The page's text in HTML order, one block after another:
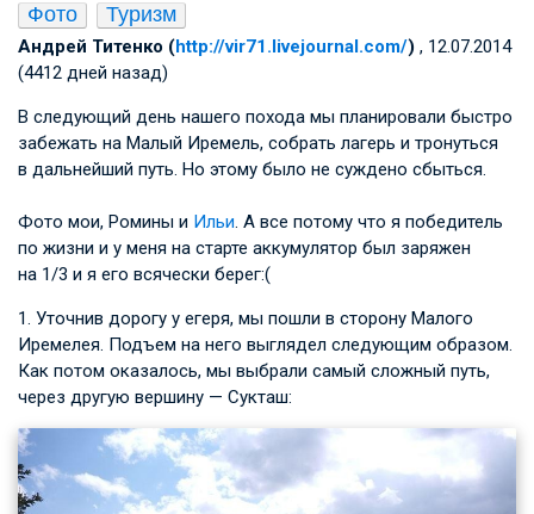
Фото
Туризм
Андрей Титенко (http://vir71.livejournal.com/) , 12.07.2014
(4412 дней назад)
В следующий день нашего похода мы планировали быстро
забежать на Малый Иремель, собрать лагерь и тронуться
в дальнейший путь. Но этому было не суждено сбыться.
Фото мои, Ромины и Ильи. А все потому что я победитель
по жизни и у меня на старте аккумулятор был заряжен
на 1/3 и я его всячески берег:(
1. Уточнив дорогу у егеря, мы пошли в сторону Малого
Иремелея. Подъем на него выглядел следующим образом.
Как потом оказалось, мы выбрали самый сложный путь,
через другую вершину — Сукташ: